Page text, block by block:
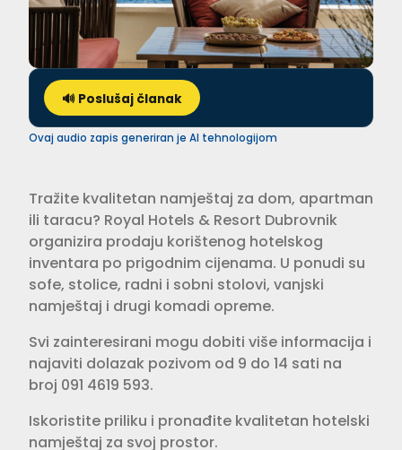
🔊 Poslušaj članak
Ovaj audio zapis generiran je AI tehnologijom
Tražite kvalitetan namještaj za dom, apartman
ili taracu? Royal Hotels & Resort Dubrovnik
organizira prodaju korištenog hotelskog
inventara po prigodnim cijenama. U ponudi su
sofe, stolice, radni i sobni stolovi, vanjski
namještaj i drugi komadi opreme.
Svi zainteresirani mogu dobiti više informacija i
najaviti dolazak pozivom od 9 do 14 sati na
broj 091 4619 593.
Iskoristite priliku i pronađite kvalitetan hotelski
namještaj za svoj prostor.